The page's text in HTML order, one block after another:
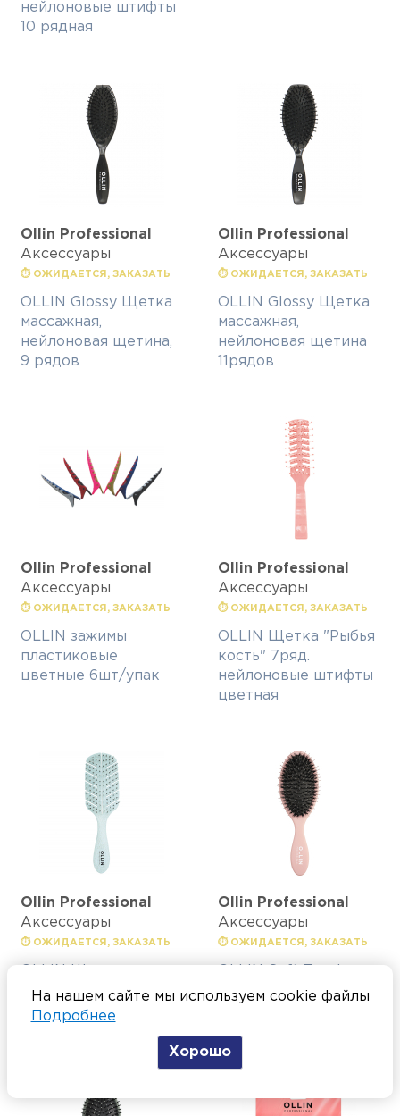
нейлоновые штифты
10 рядная
Ollin Professional
Аксессуары
⏱ ОЖИДАЕТСЯ, ЗАКАЗАТЬ
OLLIN Glossy Щетка
массажная,
нейлоновая щетина,
9 рядов
Ollin Professional
Аксессуары
⏱ ОЖИДАЕТСЯ, ЗАКАЗАТЬ
OLLIN Glossy Щетка
массажная,
нейлоновая щетина
11рядов
Ollin Professional
Аксессуары
⏱ ОЖИДАЕТСЯ, ЗАКАЗАТЬ
OLLIN зажимы
пластиковые
цветные 6шт/упак
Ollin Professional
Аксессуары
⏱ ОЖИДАЕТСЯ, ЗАКАЗАТЬ
OLLIN Щетка "Рыбья
кость" 7ряд.
нейлоновые штифты
цветная
Ollin Professional
Аксессуары
⏱ ОЖИДАЕТСЯ, ЗАКАЗАТЬ
Flexible гибкая
прямоугольная,
Ollin Professional
Аксессуары
⏱ ОЖИДАЕТСЯ, ЗАКАЗАТЬ
Щетка массажная
На нашем сайте мы используем cookie файлы
Подробнее
Хорошо